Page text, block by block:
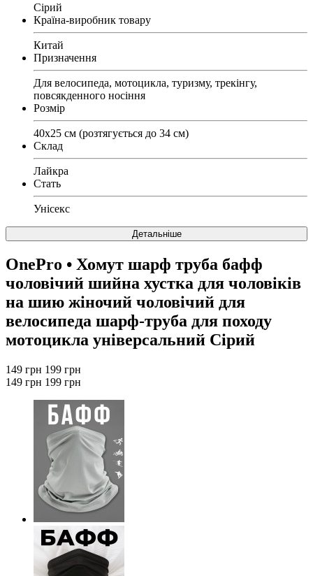
Сірий
Країна-виробник товару
Китай
Призначення
Для велосипеда, мотоцикла, туризму, трекінгу,
повсякденного носіння
Розмір
40х25 см (розтягується до 34 см)
Склад
Лайкра
Стать
Унісекс
Детальніше
OnePro • Хомут шарф труба бафф
чоловічий шийна хустка для чоловіків
на шию жіночий чоловічий для
велосипеда шарф-труба для походу
мотоцикла універсальний Сірий
149 грн 199 грн
149 грн 199 грн